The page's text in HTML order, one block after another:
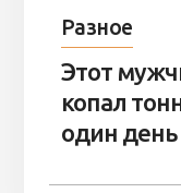
Разное
Этот
копал
один день